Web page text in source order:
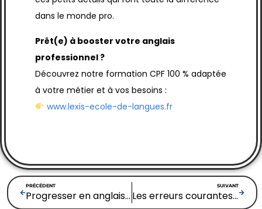
dans le monde pro.
Prêt(e) à booster votre anglais
professionnel ?
Découvrez notre formation CPF 100 % adaptée
à votre métier et à vos besoins :
www.lexis-ecole-de-langues.fr
PRÉCÉDENT
Progresser en anglais quand on est débutant : 5 conseils clés pour avancer avec confiance
SUIVANT
Les erreurs courantes à éviter lors d’une demande de financement pour un cours de langue